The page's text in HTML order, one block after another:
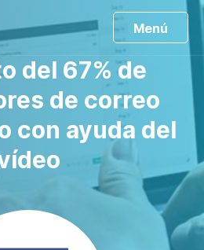
Menú
del 67% de
de correo
con ayuda del